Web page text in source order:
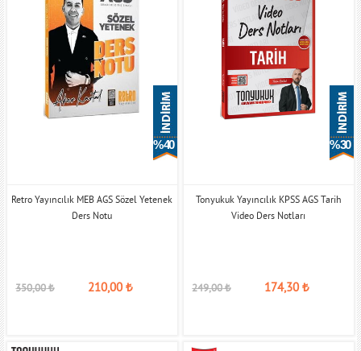
% 40
Retro Yayıncılık MEB AGS Sözel Yetenek
Ders Notu
350,00₺ 210,00₺
% 30
Tonyukuk Yayıncılık KPSS AGS Tarih
Video Ders Notları
249,00₺ 174,30₺